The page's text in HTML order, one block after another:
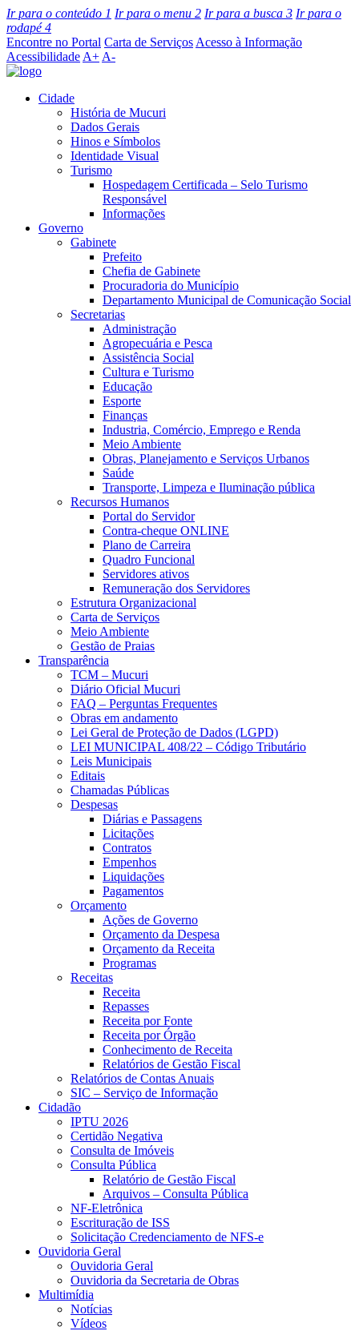
Ir para o conteúdo 1 Ir para o menu 2 Ir para a busca 3 Ir para o
rodapé4
Encontre no Portal Carta de Serviços Acesso à Informação
Acessibilidade A+ A-
Cidade
História de Mucuri
Dados Gerais
Hinos e Símbolos
Identidade Visual
Turismo
Hospedagem Certificada – Selo Turismo
Responsável
Informações
Governo
Gabinete
Prefeito
Chefia de Gabinete
Procuradoria do Município
Departamento Municipal de Comunicação Social
Secretarias
Administração
Agropecuária e Pesca
Assistência Social
Cultura e Turismo
Educação
Esporte
Finanças
Industria, Comércio, Emprego e Renda
Meio Ambiente
Obras, Planejamento e Serviços Urbanos
Saúde
Transporte, Limpeza e Iluminação pública
Recursos Humanos
Portal do Servidor
Contra-cheque ONLINE
Plano de Carreira
Quadro Funcional
Servidores ativos
Remuneração dos Servidores
Estrutura Organizacional
Carta de Serviços
Meio Ambiente
Gestão de Praias
Transparência
TCM – Mucuri
Diário Oficial Mucuri
FAQ – Perguntas Frequentes
Obras em andamento
Lei Geral de Proteção de Dados (LGPD)
LEI MUNICIPAL 408/22 – Código Tributário
Leis Municipais
Editais
Chamadas Públicas
Despesas
Diárias e Passagens
Licitações
Contratos
Empenhos
Liquidações
Pagamentos
Orçamento
Ações de Governo
Orçamento da Despesa
Orçamento da Receita
Programas
Receitas
Receita
Repasses
Receita por Fonte
Receita por Órgão
Conhecimento de Receita
Relatórios de Gestão Fiscal
Relatórios de Contas Anuais
SIC – Serviço de Informação
Cidadão
IPTU 2026
Certidão Negativa
Consulta de Imóveis
Consulta Pública
Relatório de Gestão Fiscal
Arquivos – Consulta Pública
NF-Eletrônica
Escrituração de ISS
Solicitação Credenciamento de NFS-e
Ouvidoria Geral
Ouvidoria Geral
Ouvidoria da Secretaria de Obras
Multimídia
Notícias
Vídeos